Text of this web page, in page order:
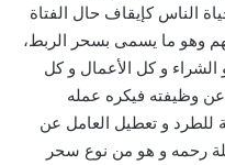
الناس كإيقاف حال الفتاة
وهو ما يسمى بسحر الربط،
الشراء و كل الأعمال و كل
وظيفته فيكره عمله
و تعطيل العامل عن
رحمه و هو من نوع سحر